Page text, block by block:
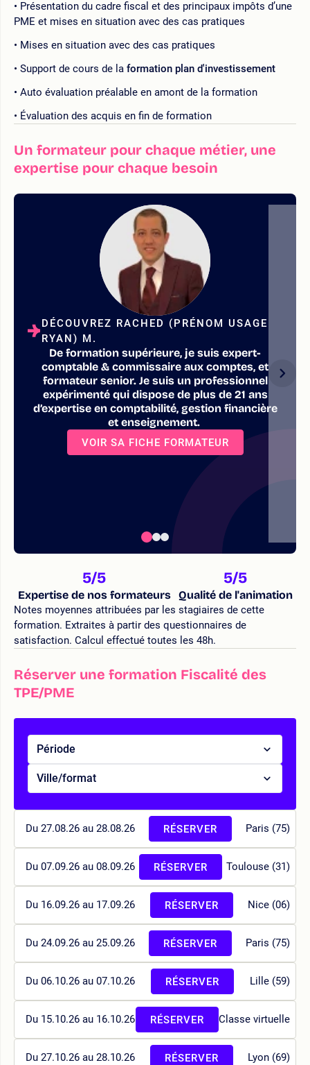
Présentation du cadre fiscal et des principaux impôts d’une
PME et mises en situation avec des cas pratiques
Mises en situation avec des cas pratiques
Support de cours de la formation plan d'investissement
Auto évaluation préalable en amont de la formation
Évaluation des acquis en fin de formation
Un formateur pour chaque métier, une
expertise pour chaque besoin
DÉCOUVREZ RACHED (PRÉNOM USAGE
RYAN) M.
De formation supérieure, je suis expert-
comptable & commissaire aux comptes, et
formateur senior. Je suis un professionnel
expérimenté qui dispose de plus de 21 ans
d’expertise en comptabilité, gestion financière
et enseignement.
VOIR SA FICHE FORMATEUR
5/5
Expertise de nos formateurs
5/5
Qualité de l'animation
Notes moyennes attribuées par les stagiaires de cette
formation. Extraites à partir des questionnaires de
satisfaction. Calcul effectué toutes les 48h.
Réserver une formation Fiscalité des
TPE/PME
Période
Ville/format
Du 27.08.26 au 28.08.26 Paris (75)
RÉSERVER
Du 07.09.26 au 08.09.26 Toulouse (31)
RÉSERVER
Du 16.09.26 au 17.09.26 Nice (06)
RÉSERVER
Du 24.09.26 au 25.09.26 Paris (75)
RÉSERVER
Du 06.10.26 au 07.10.26 Lille (59)
RÉSERVER
Du 15.10.26 au 16.10.26 Classe virtuelle
RÉSERVER
Du 27.10.26 au 28.10.26 Lyon (69)
RÉSERVER